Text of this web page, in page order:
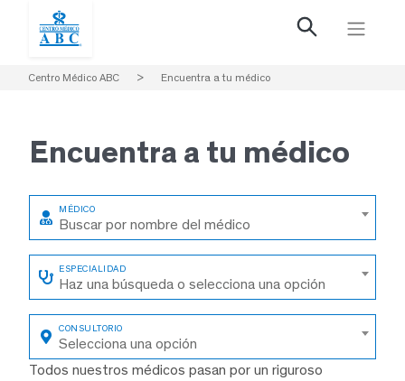
Centro Médico ABC > Encuentra a tu médico
Encuentra a tu médico
Buscar por nombre del médico
Haz una búsqueda o selecciona una opción
Selecciona una opción
Todos nuestros médicos pasan por un riguroso